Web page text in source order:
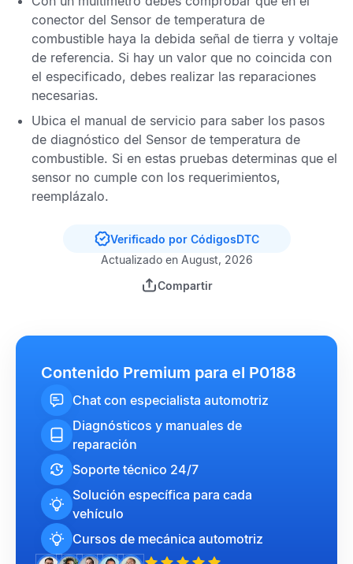
conector del Sensor de temperatura de
combustible haya la debida señal de tierra y voltaje
de referencia. Si hay un valor que no coincida con
el especificado, debes realizar las reparaciones
necesarias.
Ubica el manual de servicio para saber los pasos
de diagnóstico del Sensor de temperatura de
combustible. Si en estas pruebas determinas que el
sensor no cumple con los requerimientos,
reemplázalo.
Verificado por CódigosDTC
Actualizado en August, 2026
Compartir
Contenido Premium para el P0188
Chat con especialista automotriz
Diagnósticos y manuales de
reparación
Soporte técnico 24/7
Solución específica para cada
vehículo
Cursos de mecánica automotriz